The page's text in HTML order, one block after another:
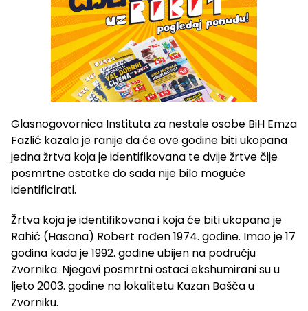
Glasnogovornica Instituta za nestale osobe BiH Emza
Fazlić kazala je ranije da će ove godine biti ukopana
jedna žrtva koja je identifikovana te dvije žrtve čije
posmrtne ostatke do sada nije bilo moguće
identificirati.
Žrtva koja je identifikovana i koja će biti ukopana je
Rahić (Hasana) Robert rođen 1974. godine. Imao je 17
godina kada je 1992. godine ubijen na području
Zvornika. Njegovi posmrtni ostaci ekshumirani su u
ljeto 2003. godine na lokalitetu Kazan Bašča u
Zvorniku.